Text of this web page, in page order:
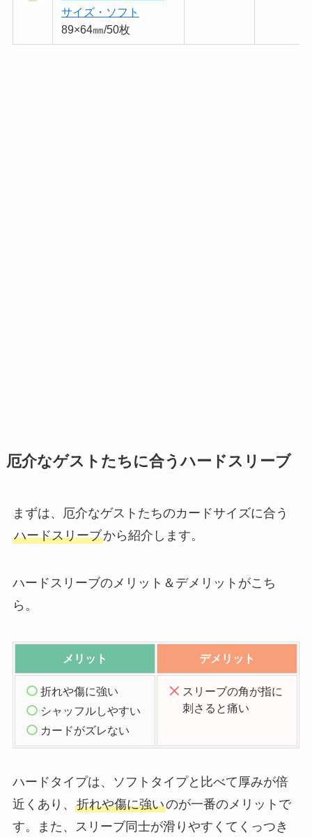
サイズ・ソフト
89×64㎜/50枚
厄介なゲストたちに合うハードスリーブ
まずは、厄介なゲストたちのカードサイズに合う
ハードスリーブから紹介します。
ハードスリーブのメリット＆デメリットがこち
ら。
メリット デメリット
折れや傷に強い
シャッフルしやすい
カードがズレない
スリーブの角が指に
刺さると痛い
ハードタイプは、ソフトタイプと比べて厚みが倍
近くあり、 折れや傷に強いのが一番のメリットで
す。また、スリーブ同士が滑りやすくてくっつき